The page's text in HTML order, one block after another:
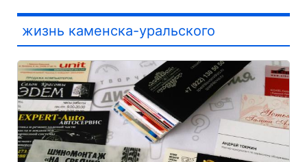
жизнь каменска-уральского